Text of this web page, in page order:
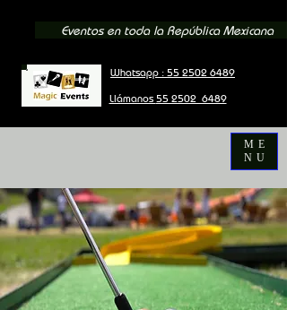
ME
NU
Eventos en toda la República Mexicana
Whatsapp : 55 2502 6489
Llámanos 55 2502 6489